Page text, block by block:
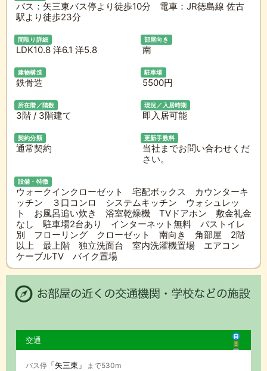
バス：矢三東バス停より徒歩10分 電車：JR徳島線 佐古
駅より徒歩23分
間取り詳細
LDK10.8 洋6.1 洋5.8
部屋向き
南
建物構造
鉄骨造
駐車場
5500円
所在階／階数
3階 / 3階建て
現況／入居時期
即入居可能
契約分類
通常契約
更新手数料
当社までお問い合わせくだ
さい。
設備・特徴
ウォークインクローゼット 宅配ボックス カウンターキ
ッチン ３口コンロ システムキッチン ウォシュレッ
ト お風呂追い炊き 浴室乾燥機 TVドアホン 敷金礼金
なし 駐車場2台あり インターネット無料 バストイレ
別 フローリング クローゼット 南向き 角部屋 2階
以上 最上階 独立洗面台 室内洗濯機置場 エアコン
ケーブルTV バイク置場
交通
バス停「矢三東」
まで530m